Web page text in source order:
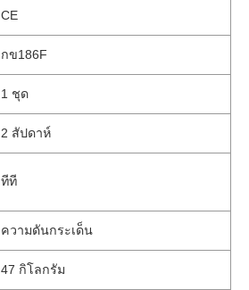
CE
กข186F
1 ชุด
2 สัปดาห์
ทีที
ความดันกระเด็น
47 กิโลกรัม